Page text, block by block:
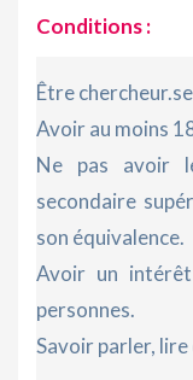
Conditions :
Être
Avoir au moins
Ne pas avoir
secondaire
son équivalence.
Avoir un
personnes.
Savoir parler,